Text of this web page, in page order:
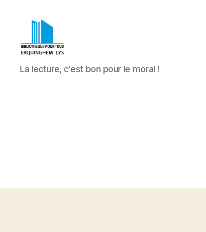
Bibliothèque
Pour
La lecture, c'est bon pour le moral !